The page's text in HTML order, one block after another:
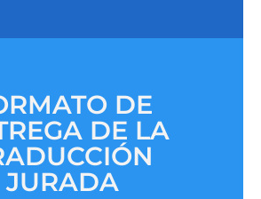
DE
DE LA
JURADA